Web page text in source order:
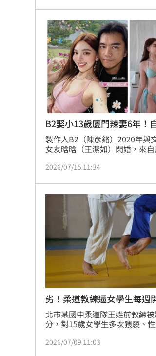
油品食安事件引關注 挑
酷澎「爸氣父親節」國
罕病博士彭士齊 輪椅上
WATERBOMB首爾場25日在京
KINTEX登場，多位巨星接力演
具爭議，落在創作美女歌手BIBI
乎成人禁忌尺度熱舞，相關片段
及論壇瘋傳。
B2娶小13歲廈門辣妻6年！
製作人B2（陳彥銘）2020年與
女友晗晗（王潔如）閃婚，來
的大眼睛。
2026/07/15 11:34
劣！柔道教練逼女學生每週
北市某國中柔道隊王姓前教練
分，對15歲女學生多次猥褻、
生才情緒潰堤的向班導師說出實
2026/07/09 11:03